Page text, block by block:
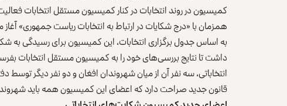
کمیسیون در روند انتخابات در کنار کمیسیون مستقل انتخابات
همزمان با «درج شکایات در ارتباط به انتخابات ریاست جمهوری»
به اساس جدول برگزاری انتخابات، این کمیسیون برای رسیدگی
داشت تا نتایج بررسی‌های خود را به کمیسیون مستقل انتخابات
انتخاباتی، سه نفر آن از میان شهروندان افغان و دو نفر دیگر
قانون جدید صراحت دارد که اعضای این کمیسیون همه باید